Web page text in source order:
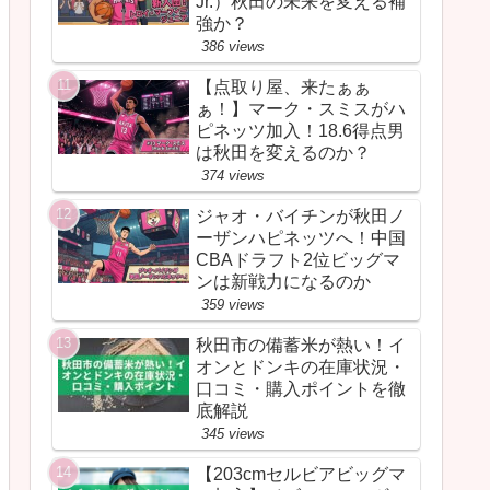
強か？
386 views
【点取り屋、来たぁぁ
ぁ！】マーク・スミスがハ
ピネッツ加入！18.6得点男
は秋田を変えるのか？
374 views
ジャオ・バイチンが秋田ノ
ーザンハピネッツへ！中国
CBAドラフト2位ビッグマ
ンは新戦力になるのか
359 views
秋田市の備蓄米が熱い！イ
オンとドンキの在庫状況・
口コミ・購入ポイントを徹
底解説
345 views
【203cmセルビアビッグマ